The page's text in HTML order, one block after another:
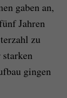
gaben an,
Jahren
zu
gingen